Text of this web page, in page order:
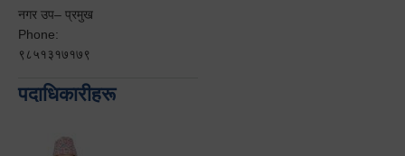
नगर उप– प्रमुख
Phone:
९८५१३१७१७९
पदाधिकारीहरू